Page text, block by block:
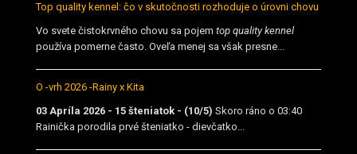
Top quality kennel: čo v skutočnosti rozhoduje o úrovni chovu
Vo svete čistokrvného chovu sa pojem top quality kennel
používa pomerne často. Oveľa menej sa však presne...
O -vrh 2026 -Rainy x Kita
03 Apríla 2026 - 15 šteniatok - (10/5) Skoro ráno o 03:40
Rainička porodila prvé šteniatko - dievčatko...